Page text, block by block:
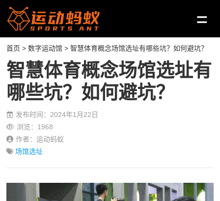
首页 >数字运动馆 > 智慧体育概念场馆选址有哪些坑？如何避坑？
智慧体育概念场馆选址有
哪些坑？如何避坑？
发布时间：2024年1月22日
浏览：1968
作者：运动蚂蚁
场馆选址